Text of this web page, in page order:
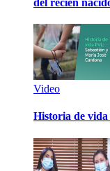
Video
Historia de